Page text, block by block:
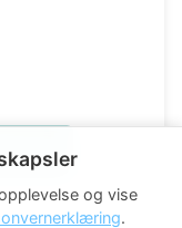
og vise
.